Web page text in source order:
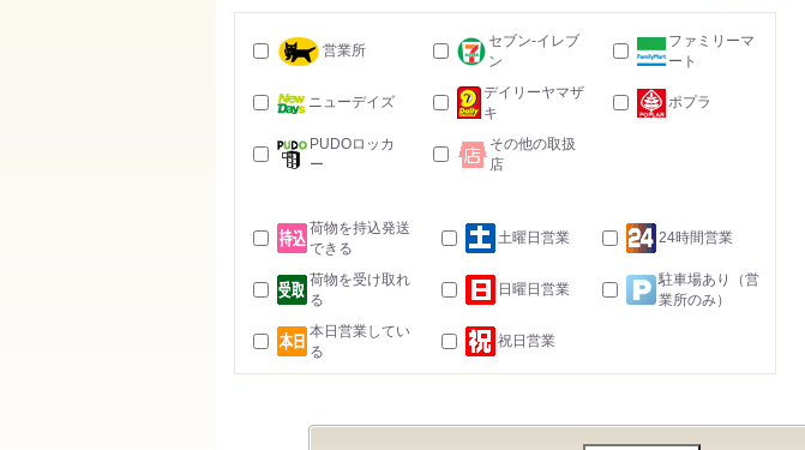
営業所
セブン-イレブ
ン
ファミリーマ
ート
ニューデイズ
デイリーヤマザ
キ
ポプラ
PUDOロッカ
ー
その他の取扱
店
荷物を持込発送
できる
土曜日営業 24時間営業
荷物を受け取れ
る
日曜日営業
駐車場あり（営
業所のみ）
本日営業してい
る
祝日営業